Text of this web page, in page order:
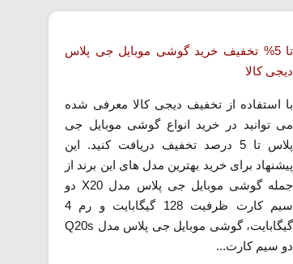
تا 5% تخفیف خرید گوشی موبایل جی پلاس
دیجی کالا
با استفاده از تخفیف دیجی کالا معرفی شده
می توانید در خرید انواع گوشی موبایل جی
پلاس تا 5 درصد تخفیف دریافت کنید. این
پیشنهاد برای خرید بهترین مدل های این برند از
جمله گوشی موبایل جی پلاس مدل X20 دو
سیم کارت ظرفیت 128 گیگابایت و رم 4
گیگابایت، گوشی موبایل جی پلاس مدل Q20s
دو سیم کارت...